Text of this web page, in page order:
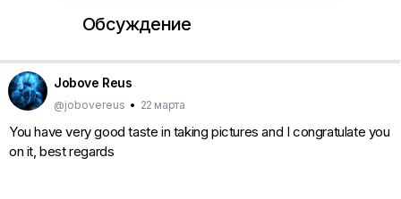
Обсуждение
Jobove Reus
@jobovereus • 22 марта
You have very good taste in taking pictures and I congratulate you
on it, best regards